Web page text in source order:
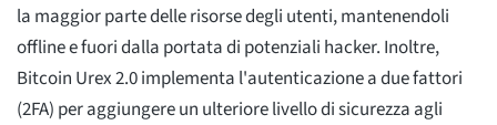
la maggior parte delle risorse degli utenti, mantenendoli
offline e fuori dalla portata di potenziali hacker. Inoltre,
Bitcoin Urex 2.0 implementa l'autenticazione a due fattori
(2FA) per aggiungere un ulteriore livello di sicurezza agli